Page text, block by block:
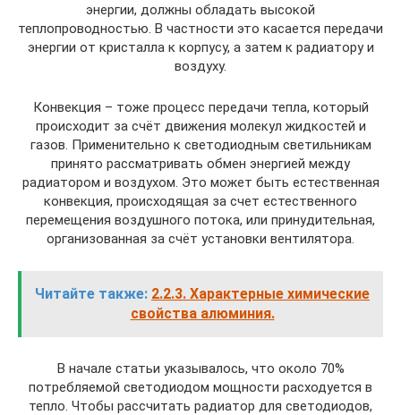
энергии, должны обладать высокой
теплопроводностью. В частности это касается передачи
энергии от кристалла к корпусу, а затем к радиатору и
воздуху.
Конвекция – тоже процесс передачи тепла, который
происходит за счёт движения молекул жидкостей и
газов. Применительно к светодиодным светильникам
принято рассматривать обмен энергией между
радиатором и воздухом. Это может быть естественная
конвекция, происходящая за счет естественного
перемещения воздушного потока, или принудительная,
организованная за счёт установки вентилятора.
Читайте также: 2.2.3. Характерные химические
свойства алюминия.
В начале статьи указывалось, что около 70%
потребляемой светодиодом мощности расходуется в
тепло. Чтобы рассчитать радиатор для светодиодов,